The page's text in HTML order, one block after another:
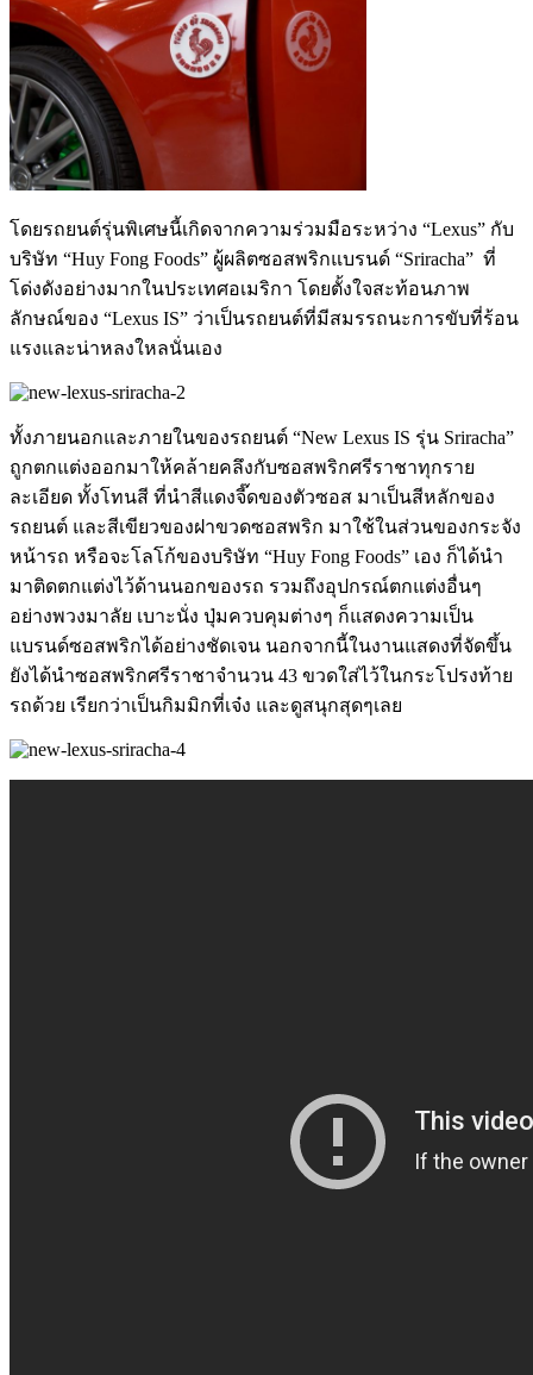
โดยรถยนต์รุ่นพิเศษนี้เกิดจากความร่วมมือระหว่าง “Lexus” กับ
บริษัท “Huy Fong Foods” ผู้ผลิตซอสพริกแบรนด์ “Sriracha” ที่
โด่งดังอย่างมากในประเทศอเมริกา โดยตั้งใจสะท้อนภาพ
ลักษณ์ของ “Lexus IS” ว่าเป็นรถยนต์ที่มีสมรรถนะการขับที่ร้อน
แรงและน่าหลงใหลนั่นเอง
ทั้งภายนอกและภายในของรถยนต์ “New Lexus IS รุ่น Sriracha”
ถูกตกแต่งออกมาให้คล้ายคลึงกับซอสพริกศรีราชาทุกราย
ละเอียด ทั้งโทนสี ที่นำสีแดงจี๊ดของตัวซอส มาเป็นสีหลักของ
รถยนต์ และสีเขียวของฝาขวดซอสพริก มาใช้ในส่วนของกระจัง
หน้ารถ หรือจะโลโก้ของบริษัท “Huy Fong Foods” เอง ก็ได้นำ
มาติดตกแต่งไว้ด้านนอกของรถ รวมถึงอุปกรณ์ตกแต่งอื่นๆ
อย่างพวงมาลัย เบาะนั่ง ปุ่มควบคุมต่างๆ ก็แสดงความเป็น
แบรนด์ซอสพริกได้อย่างชัดเจน นอกจากนี้ในงานแสดงที่จัดขึ้น
ยังได้นำซอสพริกศรีราชาจำนวน 43 ขวดใส่ไว้ในกระโปรงท้าย
รถด้วย เรียกว่าเป็นกิมมิกที่เจ๋ง และดูสนุกสุดๆเลย